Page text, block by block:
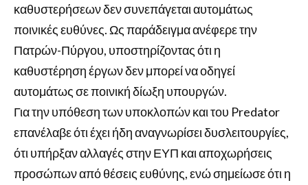
καθυστερήσεων δεν συνεπάγεται αυτομάτως
ποινικές ευθύνες. Ως παράδειγμα ανέφερε την
Πατρών-Πύργου, υποστηρίζοντας ότι η
καθυστέρηση έργων δεν μπορεί να οδηγεί
αυτομάτως σε ποινική δίωξη υπουργών.
Για την υπόθεση των υποκλοπών και του Predator
επανέλαβε ότι έχει ήδη αναγνωρίσει δυσλειτουργίες,
ότι υπήρξαν αλλαγές στην ΕΥΠ και αποχωρήσεις
προσώπων από θέσεις ευθύνης, ενώ σημείωσε ότι η